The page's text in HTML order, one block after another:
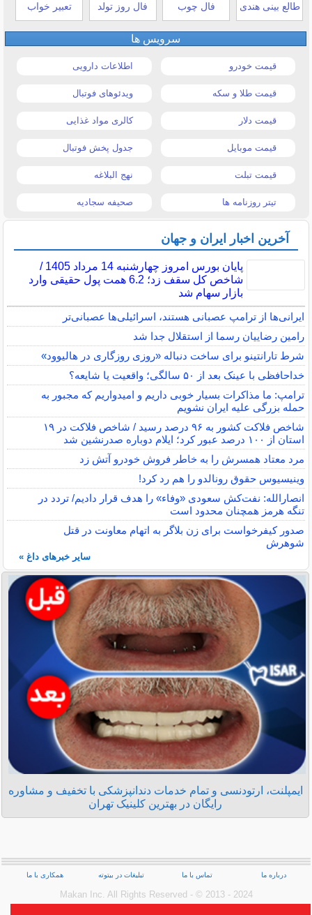
طالع بینی هندی فال چوب فال روز تولد تعبیر خواب
سرویس ها
قیمت خودرو اطلاعات دارویی
قیمت طلا و سکه ویدئوهای فوتبال
قیمت دلار کالری مواد غذایی
قیمت موبایل جدول پخش فوتبال
قیمت تبلت نهج البلاغه
تیتر روزنامه ها صحیفه سجادیه
آخرین اخبار ایران و جهان
پایان بورس امروز چهارشنبه 14 مرداد 1405 /
شاخص کل سقف زد؛ 6.2 همت پول حقیقی وارد
بازار سهام شد
ایرانی‌ها از ترامپ عصبانی هستند، اسرائیلی‌ها عصبانی‌تر
رامین رضاییان رسما از استقلال جدا شد
شرط تارانتینو برای ساخت دنباله «روزی روزگاری در هالیوود»
خداحافظی با عینک بعد از ۵۰ سالگی؛ واقعیت یا شایعه؟
ترامپ: ما مذاکرات بسیار خوبی داریم و امیدواریم که مجبور به
حمله بزرگی علیه ایران نشویم
شاخص فلاکت کشور به ۹۶ درصد رسید / شاخص فلاکت در ۱۹
استان از ۱۰۰ درصد عبور کرد؛ ایلام دوباره صدرنشین شد
مرد معتاد همسرش را به خاطر فروش خودرو آتش زد
وینیسیوس حقوق رونالدو را هم رد کرد!
انصارالله: نفت‌کش سعودی «وفاء» را هدف قرار دادیم/ تردد در
تنگه هرمز همچنان محدود است
صدور کیفرخواست برای زن بلاگر به اتهام معاونت در قتل
شوهرش
سایر خبرهای داغ »
ایمپلنت، ارتودنسی و تمام خدمات دندانپزشکی با تخفیف و مشاوره
رایگان در بهترین کلینیک تهران
درباره ما تماس با ما تبلیغات در بیتوته همکاری با ما
Makan Inc.‎ All Rights Reserved - © 2013 - 2024